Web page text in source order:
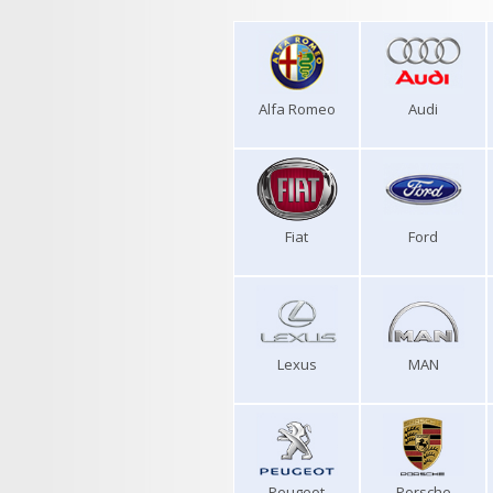
Alfa Romeo Audi
Fiat Ford
Lexus MAN